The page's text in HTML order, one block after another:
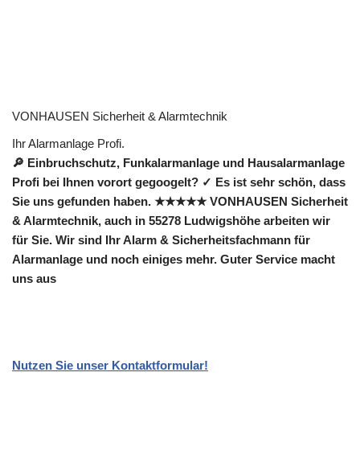
VONHAUSEN Sicherheit & Alarmtechnik
Ihr Alarmanlage Profi.
🔎 Einbruchschutz, Funkalarmanlage und Hausalarmanlage
Profi bei Ihnen vorort gegoogelt? ✓ Es ist sehr schön, dass
Sie uns gefunden haben. ★★★★★ VONHAUSEN Sicherheit
& Alarmtechnik, auch in 55278 Ludwigshöhe arbeiten wir
für Sie. Wir sind Ihr Alarm & Sicherheitsfachmann für
Alarmanlage und noch einiges mehr. Guter Service macht
uns aus
Nutzen Sie unser Kontaktformular!